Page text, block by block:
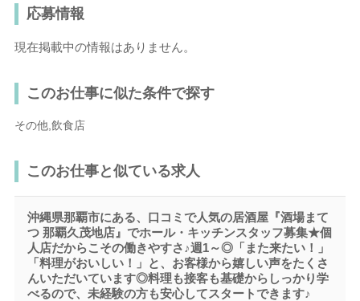
応募情報
現在掲載中の情報はありません。
このお仕事に似た条件で探す
その他,飲食店
このお仕事と似ている求人
沖縄県那覇市にある、口コミで人気の居酒屋『酒場まて
つ 那覇久茂地店』でホール・キッチンスタッフ募集★個
人店だからこその働きやすさ♪週1～◎「また来たい！」
「料理がおいしい！」と、お客様から嬉しい声をたくさ
んいただいています◎料理も接客も基礎からしっかり学
べるので、未経験の方も安心してスタートできます♪